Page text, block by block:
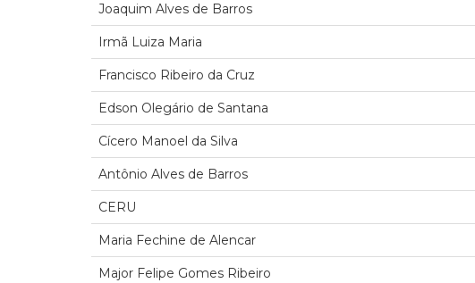
Joaquim Alves de Barros
Irmã Luiza Maria
Francisco Ribeiro da Cruz
Edson Olegário de Santana
Cícero Manoel da Silva
Antônio Alves de Barros
CERU
Maria Fechine de Alencar
Major Felipe Gomes Ribeiro